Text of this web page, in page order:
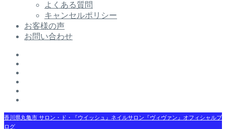
よくある質問
キャンセルポリシー
お客様の声
お問い合わせ
香川県丸亀市 サロン・ド・『ウイッシュ』ネイルサロン『ヴィヴァン』オフィシャルブ
ログ